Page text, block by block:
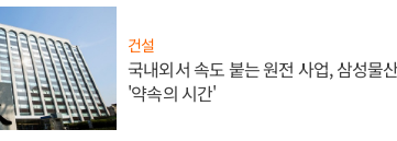
건설
국내외서 속도 붙는 원전 사업, 삼성물
'약속의 시간'